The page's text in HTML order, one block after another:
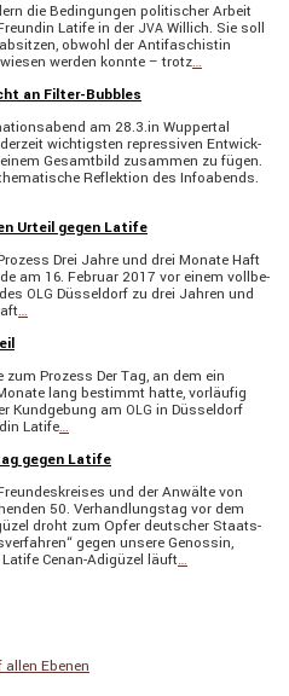
die Bedin­gungen politi­scher Arbeit
Latife in der JVA Willich. Sie soll
obwohl der Antifa­schistin
werden konnte – trotz…
an Filter-Bubbles
am 28.3.in Wuppertal
wichtigsten repres­siven Entwick­
Gesamt­bild zusammen zu fügen.
Reflek­tion des Infoabends.
Urteil gegen Latife
Drei Jahre und drei Monate Haft
am 16. Februar 2017 vor einem vollbe­
OLG Düssel­dorf zu drei Jahren und
…
Prozess Der Tag, an dem ein
lang bestimmt hatte, vorläufig
Kundge­bung am OLG in Düssel­dorf
Latife…
gegen Latife
und der Anwälte von
50. Verhand­lungstag vor dem
droht zum Opfer deutscher Staats­
gegen unsere Genossin,
Cenan-Adigüzel läuft…
Ebenen